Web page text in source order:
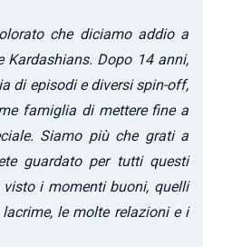
che diciamo addio a
Kardashians. Dopo 14 anni,
di episodi e diversi spin-off,
famiglia di mettere fine a
Siamo più che grati a
guardato per tutti questi
i momenti buoni, quelli
le molte relazioni e i